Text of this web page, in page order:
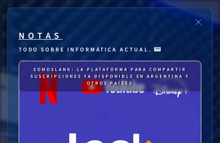
NOTAS
TODO SOBRE INFORMÁTICA ACTUAL.
SOMOSLANK: LA PLATAFORMA PARA COMPARTIR
SUSCRIPCIONES YA DISPONIBLE EN ARGENTINA Y
OTROS PAÍSES